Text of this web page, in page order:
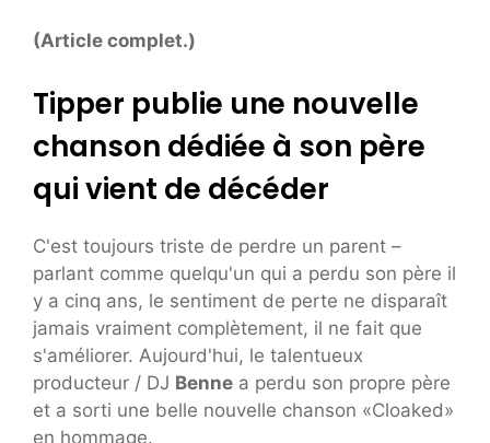
(Article complet.)
Tipper publie une nouvelle
chanson dédiée à son père
qui vient de décéder
C'est toujours triste de perdre un parent –
parlant comme quelqu'un qui a perdu son père il
y a cinq ans, le sentiment de perte ne disparaît
jamais vraiment complètement, il ne fait que
s'améliorer. Aujourd'hui, le talentueux
producteur / DJ Benne a perdu son propre père
et a sorti une belle nouvelle chanson «Cloaked»
en hommage.